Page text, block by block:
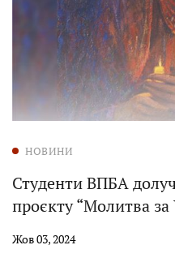
НОВИНИ
Студенти ВПБА
проєкту “Молитва за
Жов 03, 2024